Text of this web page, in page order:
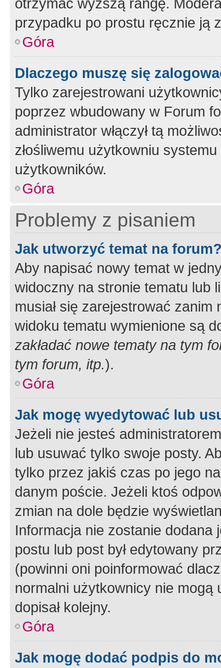
przypadku po prostu ręcznie ją
Góra
Dlaczego muszę się
Tylko zarejestrowani
poprzez wbudowany w Forum
administrator włączył tą
złośliwemu użytkowniu
użytkowników.
Góra
Problemy z pisaniem
Jak utworzyć temat na
Aby napisać nowy temat w
widoczny na stronie tematu lub
musiał się zarejestrować
widoku tematu wymienione są
zakładać nowe tematy na tym
tym forum, itp.).
Góra
Jak mogę wyedytować lub
Jeżeli nie jesteś
lub usuwać tylko swoje posty.
tylko przez jakiś czas po jego
danym poście. Jeżeli ktoś
zmian na dole będzie
Informacja nie zostanie dodana
postu lub post był edytowany
(powinni oni poinformować
normalni użytkownicy nie
dopisał kolejny.
Góra
Jak mogę dodać podpis do